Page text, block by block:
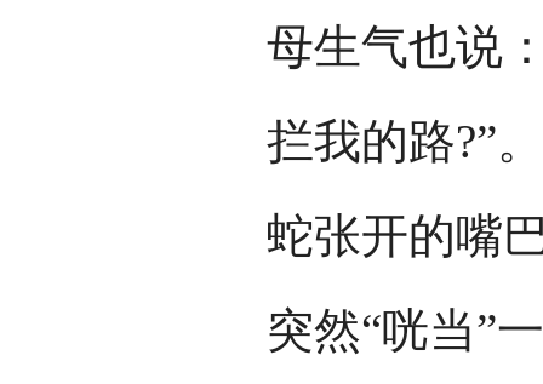
母生气也说
拦我的路?”
蛇张开的嘴
突然“咣当”